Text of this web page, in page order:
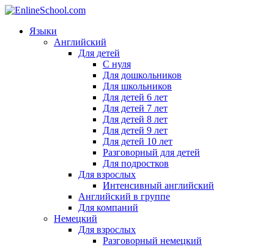
Языки
Английский
Для детей
С нуля
Для дошкольников
Для школьников
Для детей 6 лет
Для детей 7 лет
Для детей 8 лет
Для детей 9 лет
Для детей 10 лет
Разговорный для детей
Для подростков
Для взрослых
Интенсивный английский
Английский в группе
Для компаний
Немецкий
Для взрослых
Разговорный немецкий